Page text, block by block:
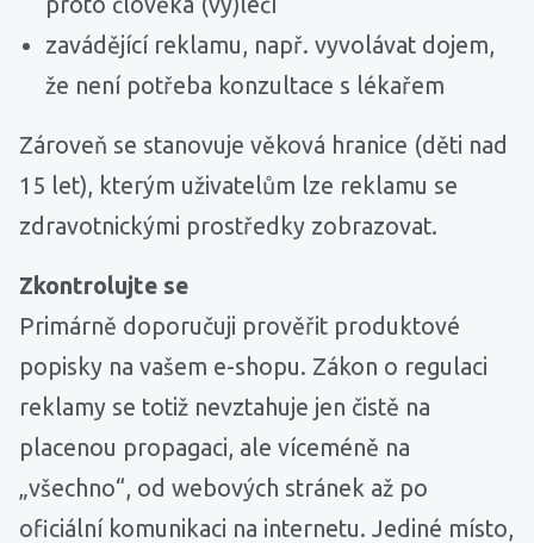
zavádějící reklamu, např. vyvolávat dojem,
že není potřeba konzultace s lékařem
Zároveň se stanovuje věková hranice (děti nad
15 let), kterým uživatelům lze reklamu se
zdravotnickými prostředky zobrazovat.
Zkontrolujte se
Primárně doporučuji prověřit produktové
popisky na vašem e-shopu. Zákon o regulaci
reklamy se totiž nevztahuje jen čistě na
placenou propagaci, ale víceméně na
„všechno“, od webových stránek až po
oficiální komunikaci na internetu. Jediné místo,